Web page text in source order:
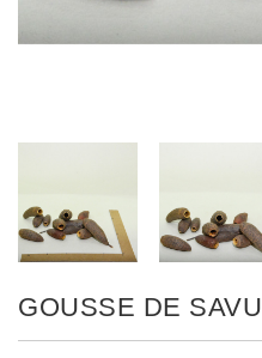
GOUSSE DE SAVU